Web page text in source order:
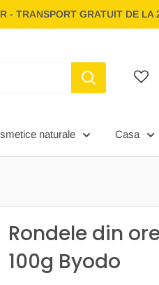
- TRANSPORT GRATUIT DE LA
naturale Casa
Rondele din
100g Byodo